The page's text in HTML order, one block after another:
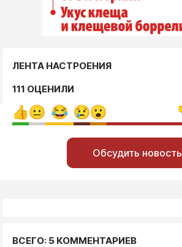
ЛЕНТА НАСТРОЕНИЯ
111 ОЦЕНИЛИ
Обсудить новость
ВСЕГО: 5 КОММЕНТАРИЕВ